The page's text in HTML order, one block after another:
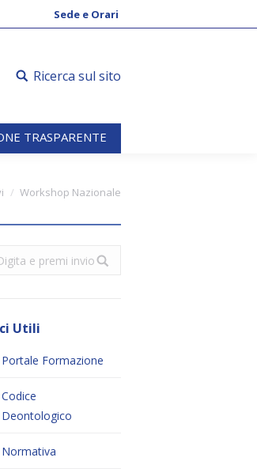
Sede e Orari
Ricerca sul sito
TRASPARENTE
Workshop Nazionale
Utili
Portale Formazione
Codice
Deontologico
Normativa
TRASPARENTE